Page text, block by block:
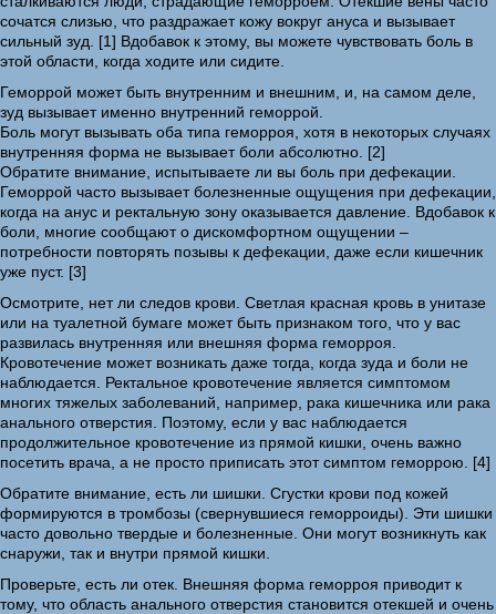
сочатся слизью, что раздражает кожу вокруг ануса и вызывает
сильный зуд. [1] Вдобавок к этому, вы можете чувствовать боль в
этой области, когда ходите или сидите.
Геморрой может быть внутренним и внешним, и, на самом деле,
зуд вызывает именно внутренний геморрой.
Боль могут вызывать оба типа геморроя, хотя в некоторых случаях
внутренняя форма не вызывает боли абсолютно. [2]
Обратите внимание, испытываете ли вы боль при дефекации.
Геморрой часто вызывает болезненные ощущения при дефекации,
когда на анус и ректальную зону оказывается давление. Вдобавок к
боли, многие сообщают о дискомфортном ощущении –
потребности повторять позывы к дефекации, даже если кишечник
уже пуст. [3]
Осмотрите, нет ли следов крови. Светлая красная кровь в унитазе
или на туалетной бумаге может быть признаком того, что у вас
развилась внутренняя или внешняя форма геморроя.
Кровотечение может возникать даже тогда, когда зуда и боли не
наблюдается. Ректальное кровотечение является симптомом
многих тяжелых заболеваний, например, рака кишечника или рака
анального отверстия. Поэтому, если у вас наблюдается
продолжительное кровотечение из прямой кишки, очень важно
посетить врача, а не просто приписать этот симптом геморрою. [4]
Обратите внимание, есть ли шишки. Сгустки крови под кожей
формируются в тромбозы (свернувшиеся геморроиды). Эти шишки
часто довольно твердые и болезненные. Они могут возникнуть как
снаружи, так и внутри прямой кишки.
Проверьте, есть ли отек. Внешняя форма геморроя приводит к
тому, что область анального отверстия становится отекшей и очень